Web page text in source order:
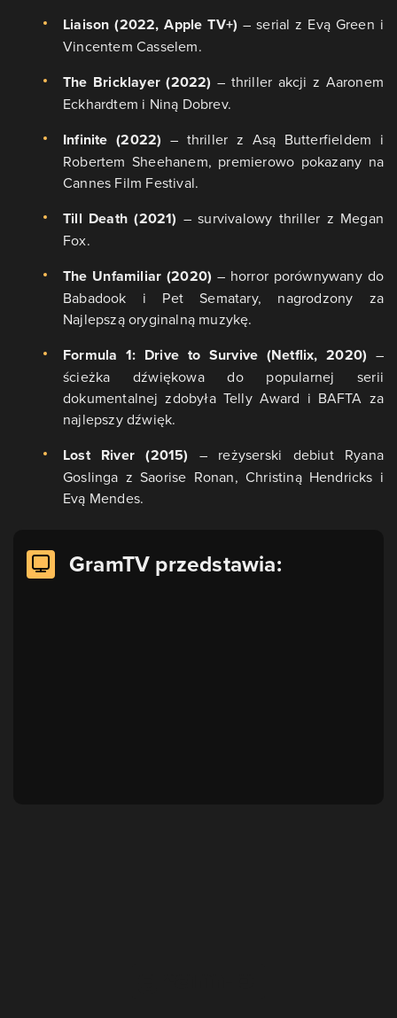
Liaison (2022, Apple TV+) – serial z Evą Green i
Vincentem Casselem.
The Bricklayer (2022) – thriller akcji z Aaronem
Eckhardtem i Niną Dobrev.
Infinite (2022) – thriller z Asą Butterfieldem i
Robertem Sheehanem, premierowo pokazany na
Cannes Film Festival.
Till Death (2021) – survivalowy thriller z Megan
Fox.
The Unfamiliar (2020) – horror porównywany do
Babadook i Pet Sematary, nagrodzony za
Najlepszą oryginalną muzykę.
Formula 1: Drive to Survive (Netflix, 2020) –
ścieżka dźwiękowa do popularnej serii
dokumentalnej zdobyła Telly Award i BAFTA za
najlepszy dźwięk.
Lost River (2015) – reżyserski debiut Ryana
Goslinga z Saorise Ronan, Christiną Hendricks i
Evą Mendes.
GramTV przedstawia: